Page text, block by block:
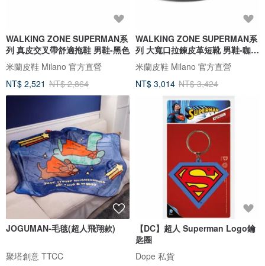
WALKING ZONE SUPERMAN系
列 真皮交叉帶舒適拖鞋 男鞋-黑色
米蘭皮鞋 Milano 官方直營
NT$ 2,521 NT$ 2,864
WALKING ZONE SUPERMAN系
列 大寬口拉鍊皮革短靴 男鞋-咖啡
色
米蘭皮鞋 Milano 官方直營
NT$ 3,014 NT$ 3,424
JOGUMAN-毛毯(超人飛翔款)
聚塔創意 TTCC
【DC】超人 Superman Logo鑰
匙圈
Dope 私貨